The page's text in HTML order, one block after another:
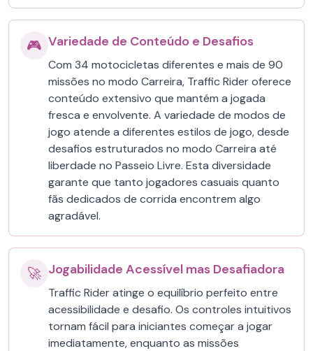
🎮 Variedade de Conteúdo e Desafios
Com 34 motocicletas diferentes e mais de 90
missões no modo Carreira, Traffic Rider oferece
conteúdo extensivo que mantém a jogada
fresca e envolvente. A variedade de modos de
jogo atende a diferentes estilos de jogo, desde
desafios estruturados no modo Carreira até
liberdade no Passeio Livre. Esta diversidade
garante que tanto jogadores casuais quanto
fãs dedicados de corrida encontrem algo
agradável.
🚀 Jogabilidade Acessível mas Desafiadora
Traffic Rider atinge o equilíbrio perfeito entre
acessibilidade e desafio. Os controles intuitivos
tornam fácil para iniciantes começar a jogar
imediatamente, enquanto as missões